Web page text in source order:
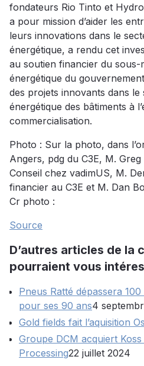
fondateurs Rio Tinto et
a pour mission d’aider les
leurs innovations dans le
énergétique, a rendu cet
au soutien financier du sous-
énergétique du
des projets innovants dans le
énergétique des bâtiments à
commercialisation.
Photo : Sur la photo, dans
Angers, pdg du C3E, M.
Conseil chez vadimUS, M.
financier au C3E et M. Dan
Cr photo :
Source
D’autres articles de la
pourraient vous
Pneus Ratté dépassera
pour ses 90 ans4
Gold fields fait l’aquisition
Groupe DCM acquiert
Processing22 juillet 2024